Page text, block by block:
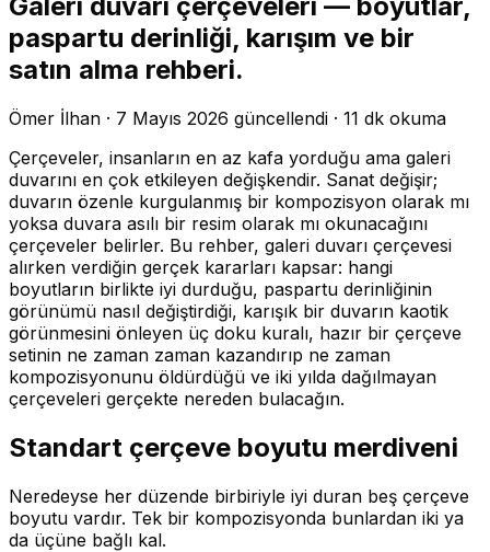
paspartu derinliği, karışım ve bir
satın alma rehberi.
Ömer İlhan · 7 Mayıs 2026 güncellendi · 11 dk okuma
Çerçeveler, insanların en az kafa yorduğu ama galeri
duvarını en çok etkileyen değişkendir. Sanat değişir;
duvarın özenle kurgulanmış bir kompozisyon olarak mı
yoksa duvara asılı bir resim olarak mı okunacağını
çerçeveler belirler. Bu rehber, galeri duvarı çerçevesi
alırken verdiğin gerçek kararları kapsar: hangi
boyutların birlikte iyi durduğu, paspartu derinliğinin
görünümü nasıl değiştirdiği, karışık bir duvarın kaotik
görünmesini önleyen üç doku kuralı, hazır bir çerçeve
setinin ne zaman zaman kazandırıp ne zaman
kompozisyonunu öldürdüğü ve iki yılda dağılmayan
çerçeveleri gerçekte nereden bulacağın.
Standart çerçeve boyutu merdiveni
Neredeyse her düzende birbiriyle iyi duran beş çerçeve
boyutu vardır. Tek bir kompozisyonda bunlardan iki ya
da üçüne bağlı kal.